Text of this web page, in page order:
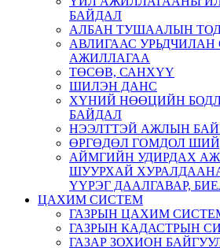
БАЙДАЛ
АЛБАН ТУШААЛЫН
АВЛИГААС
АЖИЛЛАГАА
ТӨСӨВ, САНХҮҮ
ШИЛЭН ДАНС
ХҮНИЙ НӨӨЦИЙН
БАЙДАЛ
НЭЭЛТТЭЙ АЖЛЫН
ӨРГӨДӨЛ ГОМДОЛ
АЙМГИЙН УДИРДАХ
ШУУРХАЙ
ҮҮРЭГ ДААЛГАВАР,
ЦАХИМ СИСТЕМ
ГАЗРЫН ЦАХИМ СИСТЕМ
ГАЗРЫН КАДАСТРЫН
ГАЗАР ЗОХИОН